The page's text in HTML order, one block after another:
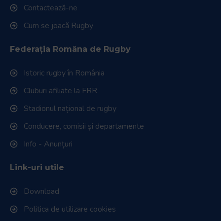
Contactează-ne
Cum se joacă Rugby
Federația Româna de Rugby
Istoric rugby în România
Cluburi afiliate la FRR
Stadionul național de rugby
Conducere, comisii și departamente
Info - Anunțuri
Link-uri utile
Download
Politica de utilizare cookies